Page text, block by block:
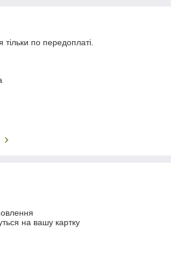
тільки по передоплаті.
на вашу картку